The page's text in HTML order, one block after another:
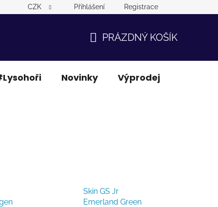
CZK Přihlášení Registrace
KOŠÍK
PRÁZDNÝ KOŠÍK
Novinky Výprodej
Skin GS Jr
Emerland Green